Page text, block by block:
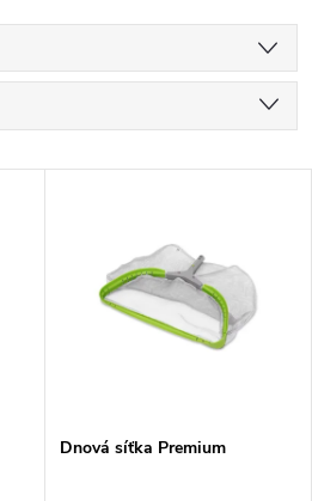
Dnová síťka Premium